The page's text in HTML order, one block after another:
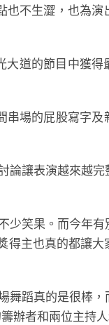
不生澀，也為演
道的節目中獲得
場的屁股寫字及
論讓表演越來越
少笑果。而今年
得主也真的都讓
舞蹈真的是很棒
辦者和兩位主持